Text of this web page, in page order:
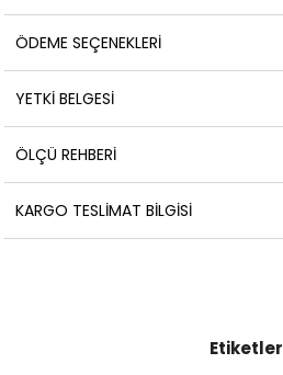
ÖDEME SEÇENEKLERI
YETKİ BELGESİ
ÖLÇÜ REHBERI
KARGO TESLIMAT BILGISI
Etiketler